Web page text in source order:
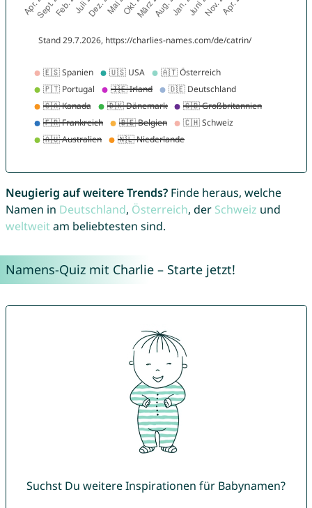
Neugierig auf weitere Trends?Finde heraus, welche
Namen in Deutschland, Österreich, der Schweiz und
weltweitam beliebtesten sind.
Namens-Quiz mit Charlie – Starte jetzt!
Suchst Du weitere Inspirationen für Babynamen?